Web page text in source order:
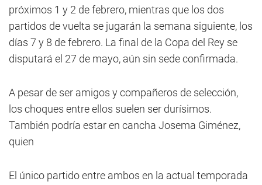
próximos 1 y 2 de febrero, mientras que los dos
partidos de vuelta se jugarán la semana siguiente, los
días 7 y 8 de febrero. La final de la Copa del Rey se
disputará el 27 de mayo, aún sin sede confirmada.
A pesar de ser amigos y compañeros de selección,
los choques entre ellos suelen ser durísimos.
También podría estar en cancha Josema Giménez,
quien
El único partido entre ambos en la actual temporada